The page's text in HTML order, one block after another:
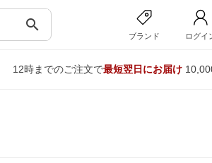
search
ブランド ログイ
12時までのご注文で最短翌日にお届け